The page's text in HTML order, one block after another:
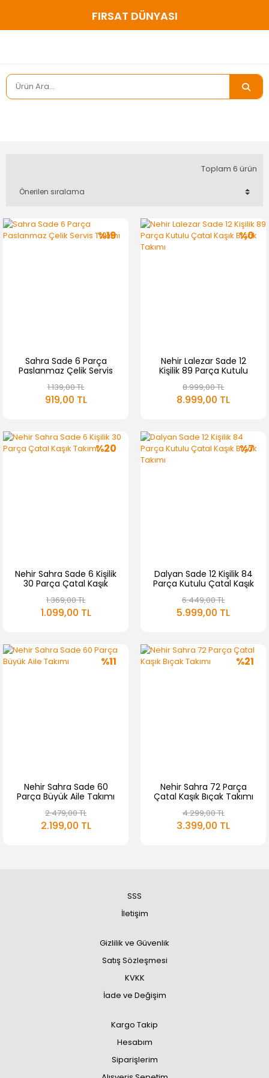
FIRSAT DÜNYASI
Toplam 6 ürün
%19
Sahra Sade 6 Parça
Paslanmaz Çelik Servis
1.139,00 TL
919,00 TL
%0
Nehir Lalezar Sade 12
Kişilik 89 Parça Kutulu
8.999,00 TL
8.999,00 TL
%20
Nehir Sahra Sade 6 Kişilik
30 Parça Çatal Kaşık
1.369,00 TL
1.099,00 TL
%7
Dalyan Sade 12 Kişilik 84
Parça Kutulu Çatal Kaşık
6.449,00 TL
5.999,00 TL
%11
Nehir Sahra Sade 60
Parça Büyük Aile Takımı
2.479,00 TL
2.199,00 TL
%21
Nehir Sahra 72 Parça
Çatal Kaşık Bıçak Takımı
4.299,00 TL
3.399,00 TL
SSS
İletişim
Gizlilik ve Güvenlik
Satış Sözleşmesi
KVKK
İade ve Değişim
Kargo Takip
Hesabım
Siparişlerim